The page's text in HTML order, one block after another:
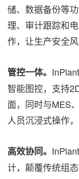
储、数据备份等
理、审计跟踪和
作，让生产安全风
管控一体。
智能图控，支持
面，同时与MES
人员沉浸式操作
高效协同。
计，颠覆传统组